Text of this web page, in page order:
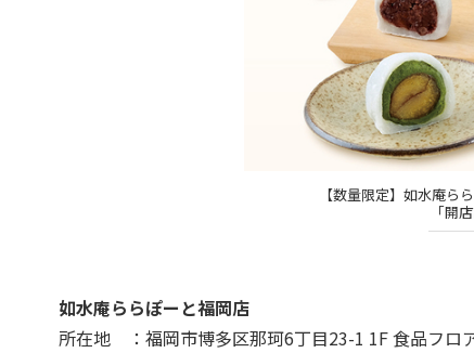
【数量限定】如水庵ら
「開
如水庵ららぽーと福岡店
所在地 ：福岡市博多区那珂6丁目23-1 1F 食品フロ